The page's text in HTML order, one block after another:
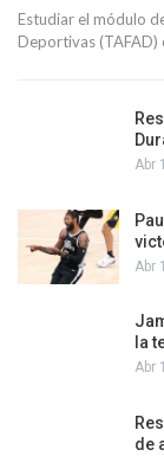
Estudiar el módulo
Deportivas (TAFAD)
Abr
Abr
la
Abr
de